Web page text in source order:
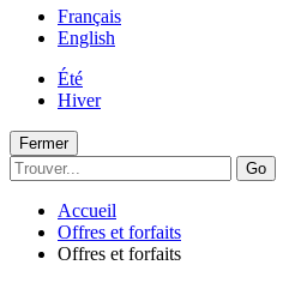
Français
English
Été
Hiver
Fermer
Go
Accueil
Offres et forfaits
Offres et forfaits